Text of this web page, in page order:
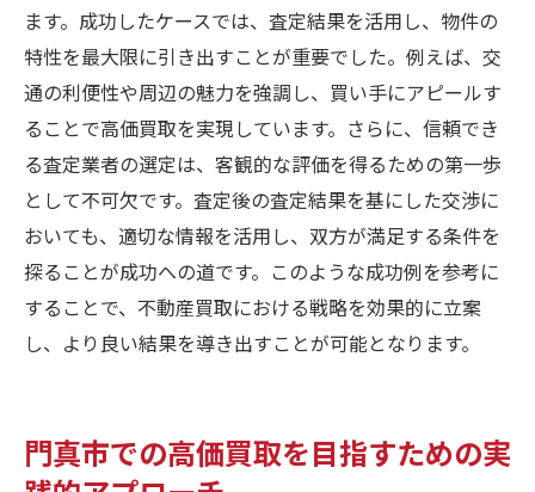
ます。成功したケースでは、査定結果を活用し、物件の
特性を最大限に引き出すことが重要でした。例えば、交
通の利便性や周辺の魅力を強調し、買い手にアピールす
ることで高価買取を実現しています。さらに、信頼でき
る査定業者の選定は、客観的な評価を得るための第一歩
として不可欠です。査定後の査定結果を基にした交渉に
おいても、適切な情報を活用し、双方が満足する条件を
探ることが成功への道です。このような成功例を参考に
することで、不動産買取における戦略を効果的に立案
し、より良い結果を導き出すことが可能となります。
門真市での高価買取を目指すための実